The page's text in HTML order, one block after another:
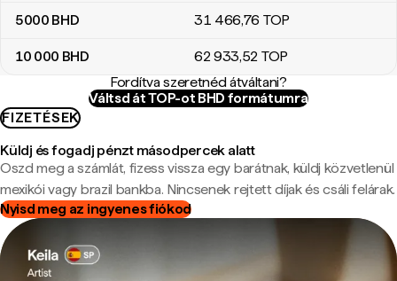
5000 BHD 31 466,76 TOP
10 000 BHD 62 933,52 TOP
Fordítva szeretnéd átváltani?
Váltsd át TOP-ot BHD formátumra
FIZETÉSEK
Küldj és fogadj pénzt másodpercek alatt
Oszd meg a számlát, fizess vissza egy barátnak, küldj közvetlenül
mexikói vagy brazil bankba. Nincsenek rejtett díjak és csáli felárak.
Nyisd meg az ingyenes fiókod